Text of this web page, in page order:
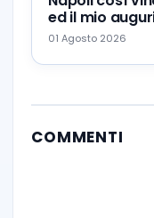
ed il mio
01 Agosto 2026
COMMENTI